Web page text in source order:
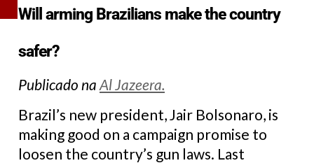
Will arming Brazilians make the country
safer?
Publicado na Al Jazeera.
Brazil’s new president, Jair Bolsonaro, is
making good on a campaign promise to
loosen the country’s gun laws. Last